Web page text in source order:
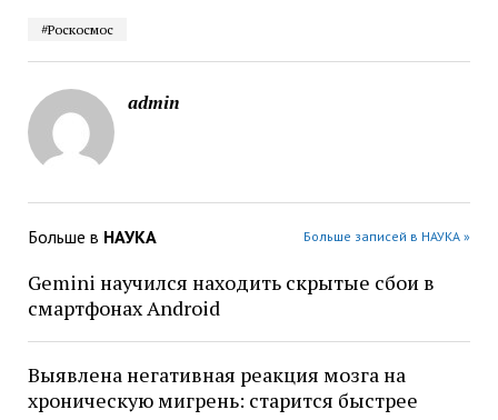
#Роскосмос
admin
Больше в НАУКА Больше записей в НАУКА »
Gemini научился находить скрытые сбои в
смартфонах Android
Выявлена негативная реакция мозга на
хроническую мигрень: старится быстрее